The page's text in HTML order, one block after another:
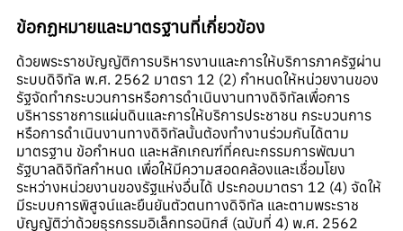
ข้อกฏหมายและมาตรฐานที่เกี่ยวข้อง
ด้วยพระราชบัญญัติการบริหารงานและการให้บริการภาครัฐผ่าน
ระบบดิจิทัล พ.ศ. 2562 มาตรา 12 (2) กำหนดให้หน่วยงานของ
รัฐจัดทำกระบวนการหรือการดำเนินงานทางดิจิทัลเพื่อการ
บริหารราชการแผ่นดินและการให้บริการประชาชน กระบวนการ
หรือการดำเนินงานทางดิจิทัลนั้นต้องทำงานร่วมกันได้ตาม
มาตรฐาน ข้อกำหนด และหลักเกณฑ์ที่คณะกรรมการพัฒนา
รัฐบาลดิจิทัลกำหนด เพื่อให้มีความสอดคล้องและเชื่อมโยง
ระหว่างหน่วยงานของรัฐแห่งอื่นได้ ประกอบมาตรา 12 (4) จัดให้
มีระบบการพิสูจน์และยืนยันตัวตนทางดิจิทัล และตามพระราช
บัญญัติว่าด้วยธุรกรรมอิเล็กทรอนิกส์ (ฉบับที่ 4) พ.ศ. 2562